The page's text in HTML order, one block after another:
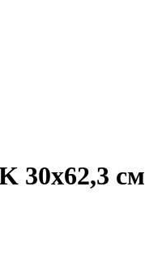
30x62,3 см